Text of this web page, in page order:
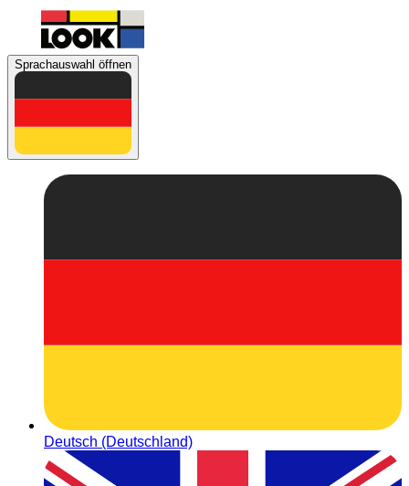
Sprachauswahl öffnen
Deutsch (Deutschland)